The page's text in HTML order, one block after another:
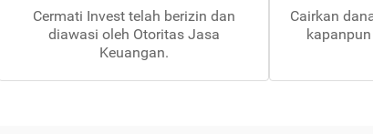
Cermati Invest telah berizin dan
diawasi oleh Otoritas Jasa
Keuangan.
Cairkan